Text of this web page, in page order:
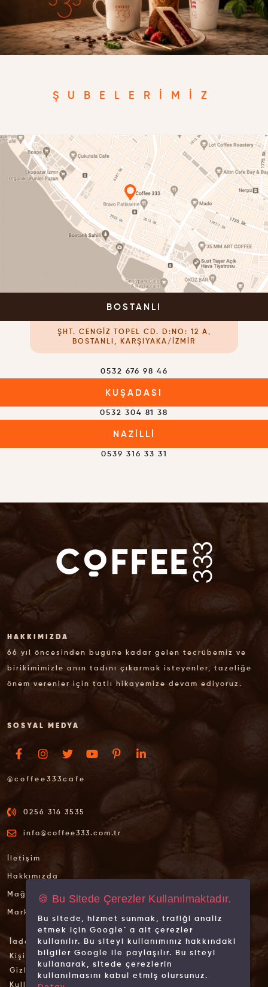
ŞUBELERIMIZ
BOSTANLI
ŞHT. CENGIZ TOPEL CD. D:NO: 12 A,
BOSTANLI, KARŞIYAKA/İZMIR
0532 676 98 46
KUŞADASI
0532 304 81 38
NAZILLI
0539 316 33 31
HAKKIMIZDA
66 yıl öncesinden bugüne kadar gelen tecrübemiz ve
birikimimizle anın tadını çıkarmak isteyenler, tazeliğe
önem verenler için tatlı hikayemize devam ediyoruz.
SOSYAL MEDYA
@coffee333cafe
0256 316 3535
info@coffee333.com.tr
İletişim
Hakkımızda
Mağazalarımız
Markalarımız
İade İptal Şartları
Kişisel Verilerin Korunması
Gizlilik İlkeleri
Kullanım Koşulları
🍪 Bu Sitede Çerezler Kullanılmaktadır.
Bu sitede, hizmet sunmak, trafiği analiz
etmek için Google´ a ait çerezler
kullanılır. Bu siteyi kullanımınız hakkındaki
bilgiler Google ile paylaşılır. Bu siteyi
kullanarak, sitede çerezlerin
kullanılmasını kabul etmiş olursunuz.